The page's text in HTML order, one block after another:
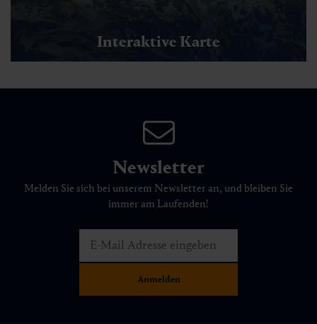
Interaktive Karte
Newsletter
Melden Sie sich bei unserem Newsletter an, und bleiben Sie
immer am Laufenden!